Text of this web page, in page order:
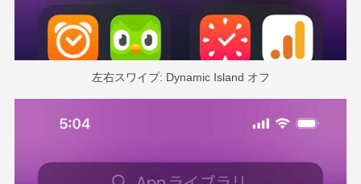
左右スワイプ: Dynamic Island オフ